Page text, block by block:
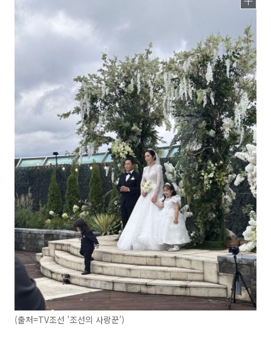
(출처=TV조선 '조선의 사랑꾼')